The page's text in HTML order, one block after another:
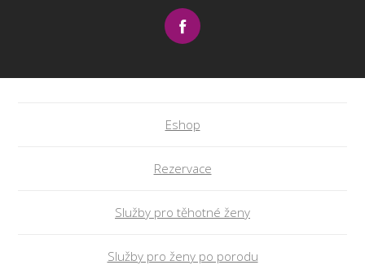
Eshop
Rezervace
Služby pro těhotné ženy
Služby pro ženy po porodu